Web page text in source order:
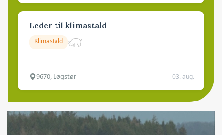
Leder til klimastald
Klimastald
9670, Løgstør 03. aug.